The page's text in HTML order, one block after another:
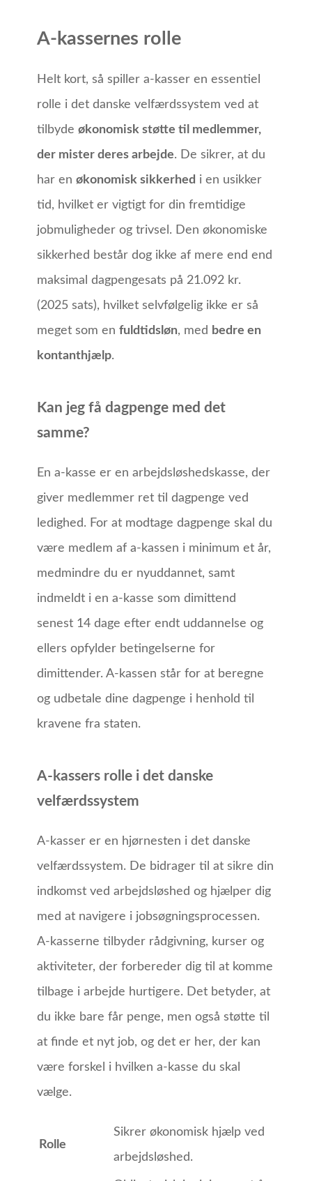
A-kassernes rolle
Helt kort, så spiller a-kasser en essentiel
rolle i det danske velfærdssystem ved at
tilbyde økonomisk støtte til medlemmer,
der mister deres arbejde. De sikrer, at du
har en økonomisk sikkerhed i en usikker
tid, hvilket er vigtigt for din fremtidige
jobmuligheder og trivsel. Den økonomiske
sikkerhed består dog ikke af mere end end
maksimal dagpengesats på 21.092 kr.
(2025 sats), hvilket selvfølgelig ikke er så
meget som en fuldtidsløn, med bedre en
kontanthjælp.
Kan jeg få dagpenge med det
samme?
En a-kasse er en arbejdsløshedskasse, der
giver medlemmer ret til dagpenge ved
ledighed. For at modtage dagpenge skal du
være medlem af a-kassen i minimum et år,
medmindre du er nyuddannet, samt
indmeldt i en a-kasse som dimittend
senest 14 dage efter endt uddannelse og
ellers opfylder betingelserne for
dimittender. A-kassen står for at beregne
og udbetale dine dagpenge i henhold til
kravene fra staten.
A-kassers rolle i det danske
velfærdssystem
A-kasser er en hjørnesten i det danske
velfærdssystem. De bidrager til at sikre din
indkomst ved arbejdsløshed og hjælper dig
med at navigere i jobsøgningsprocessen.
A-kasserne tilbyder rådgivning, kurser og
aktiviteter, der forbereder dig til at komme
tilbage i arbejde hurtigere. Det betyder, at
du ikke bare får penge, men også støtte til
at finde et nyt job, og det er her, der kan
være forskel i hvilken a-kasse du skal
vælge.
Rolle
Sikrer økonomisk hjælp ved
arbejdsløshed.